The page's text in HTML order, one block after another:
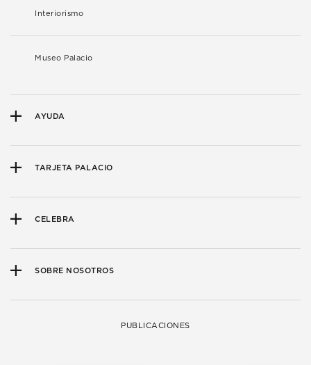
Interiorismo
Museo Palacio
AYUDA
TARJETA PALACIO
CELEBRA
SOBRE NOSOTROS
PUBLICACIONES